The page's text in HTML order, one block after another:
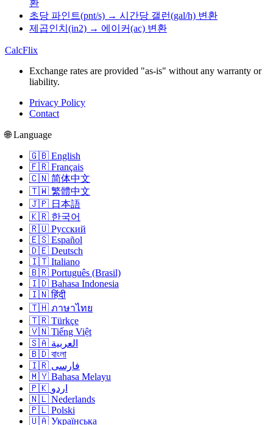
환
초당 파인트(pnt/s) → 시간당 갤런(gal/h) 변환
제곱인치(in2) → 에이커(ac) 변환
CalcFlix
Exchange rates are provided "as-is" without any warranty or
liability.
Privacy Policy
Contact
🌐 Language
🇬🇧 English
🇫🇷 Français
🇨🇳 简体中文
🇹🇼 繁體中文
🇯🇵 日本語
🇰🇷 한국어
🇷🇺 Русский
🇪🇸 Español
🇩🇪 Deutsch
🇮🇹 Italiano
🇧🇷 Português (Brasil)
🇮🇩 Bahasa Indonesia
🇮🇳 हिंदी
🇹🇭 ภาษาไทย
🇹🇷 Türkçe
🇻🇳 Tiếng Việt
🇸🇦 العربية
🇧🇩 বাংলা
🇮🇷 فارسی
🇲🇾 Bahasa Melayu
🇵🇰 اردو
🇳🇱 Nederlands
🇵🇱 Polski
🇺🇦 Українська